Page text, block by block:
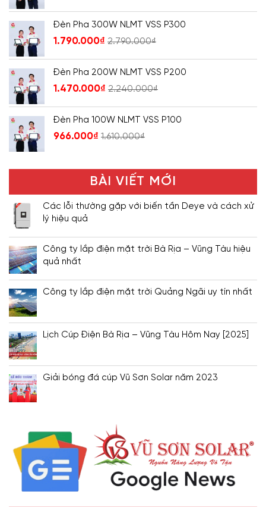
Đèn Pha 300W NLMT VSS P300
1.790.000₫ 2.790.000₫
Đèn Pha 200W NLMT VSS P200
1.470.000₫ 2.240.000₫
Đèn Pha 100W NLMT VSS P100
966.000₫ 1.610.000₫
BÀI VIẾT MỚI
Các lỗi thường gặp với biến tần Deye và cách xử
lý hiệu quả
Công ty lắp điện mặt trời Bà Rịa – Vũng Tàu hiệu
quả nhất
Công ty lắp điện mặt trời Quảng Ngãi uy tín nhất
Lịch Cúp Điện Bà Rịa – Vũng Tàu Hôm Nay [2025]
Giải bóng đá cúp Vũ Sơn Solar năm 2023